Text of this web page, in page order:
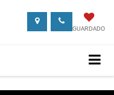
GUARDADO